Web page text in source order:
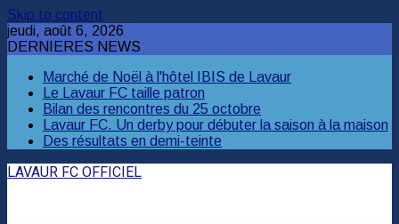
Skip to content
jeudi, août 6, 2026
DERNIERES NEWS
Marché de Noël à l'hôtel IBIS de Lavaur
Le Lavaur FC taille patron
Bilan des rencontres du 25 octobre
Lavaur FC. Un derby pour débuter la saison à la maison
Des résultats en demi-teinte
LAVAUR FC OFFICIEL